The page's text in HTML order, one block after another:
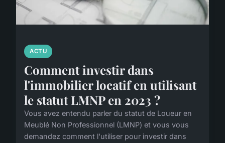
ACTU
Comment investir dans
l'immobilier locatif en utilisant
le statut LMNP en 2023 ?
Vous avez entendu parler du statut de Loueur en
Meublé Non Professionnel (LMNP) et vous vous
demandez comment l'utiliser pour investir dans